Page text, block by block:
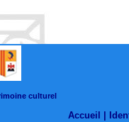
culturel
Accueil |